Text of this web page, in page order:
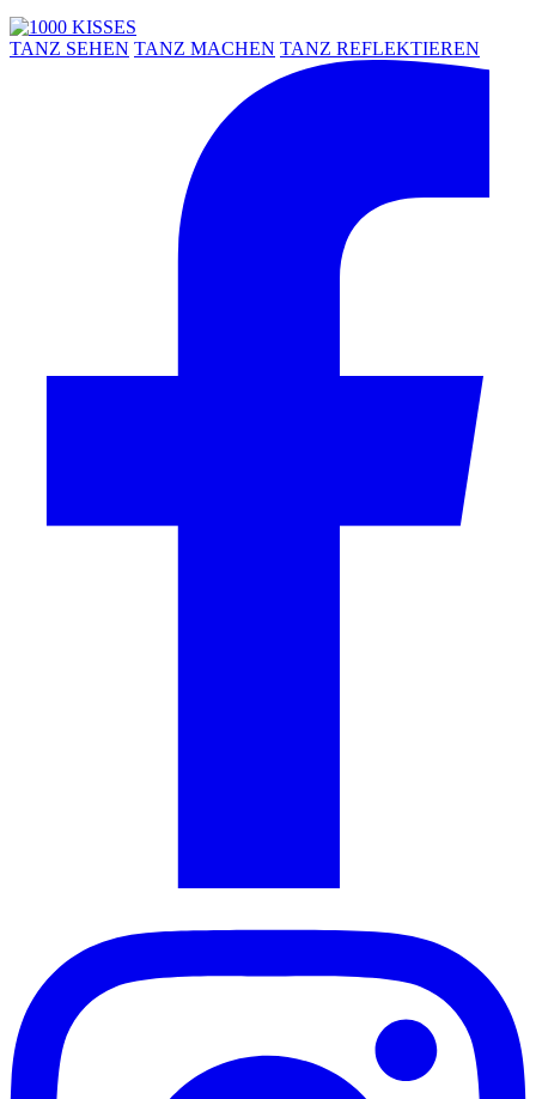
TANZ SEHEN TANZ MACHEN TANZ REFLEKTIEREN